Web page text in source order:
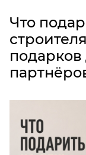
Что
подарков